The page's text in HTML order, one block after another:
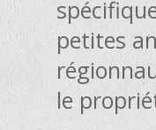
petites
le